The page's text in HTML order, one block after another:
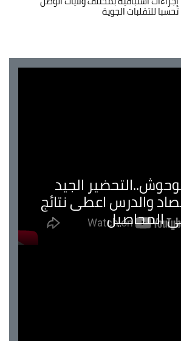
تحسبا للتقلبات الجوية
الجيد
والدرس اعطى نتائج
المحاصيل